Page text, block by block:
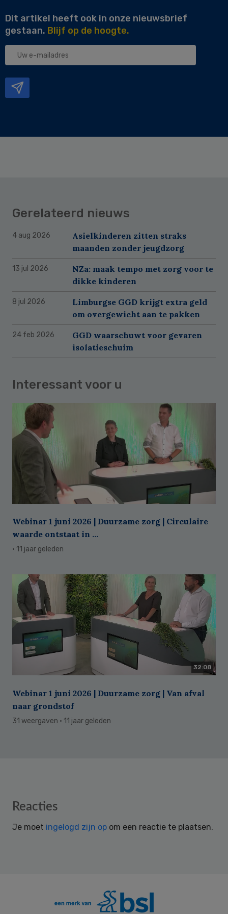
Dit artikel heeft ook in onze nieuwsbrief
gestaan. Blijf op de hoogte.
Uw
Gerelateerd nieuws
4 aug 2026
Asielkinderen zitten straks
maanden zonder jeugdzorg
13 jul 2026
NZa: maak tempo met zorg voor te
dikke kinderen
8 jul 2026
Limburgse GGD krijgt extra geld
om overgewicht aan te pakken
24 feb 2026
GGD waarschuwt voor gevaren
isolatieschuim
Interessant voor u
Webinar 1 juni 2026 | Duurzame zorg | Circulaire
waarde ontstaat in ...
· 11 jaar geleden
32:08
Webinar 1 juni 2026 | Duurzame zorg | Van afval
naar grondstof
31 weergaven · 11 jaar geleden
Reader
Reacties
Je moet ingelogd zijn op om een reactie te plaatsen.